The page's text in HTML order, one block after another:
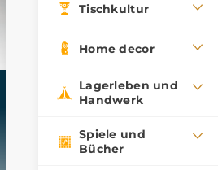
Tischkultur
Home decor
Lagerleben und
Handwerk
Spiele und
Bücher